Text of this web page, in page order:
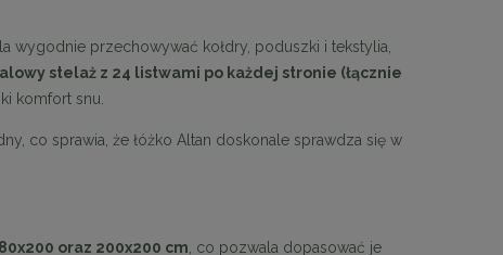
wygodnie przechowywać kołdry, poduszki i tekstylia,
stelaż z 24 listwami po każdej stronie (łącznie
komfort snu.
co sprawia, że łóżko Altan doskonale sprawdza się w
oraz 200x200 cm, co pozwala dopasować je